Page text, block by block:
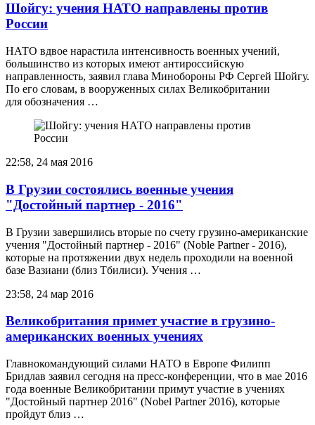
Шойгу: учения НАТО направлены против
России
НАТО вдвое нарастила интенсивность военных учений,
большинство из которых имеют антироссийскую
направленность, заявил глава Минобороны РФ Сергей Шойгу.
По его словам, в вооруженных силах Великобритании
для обозначения …
22:58, 24 мая 2016
В Грузии состоялись военные учения
"Достойный партнер - 2016"
В Грузии завершились вторые по счету грузино-американские
учения "Достойный партнер - 2016" (Noble Partner - 2016),
которые на протяжении двух недель проходили на военной
базе Вазиани (близ Тбилиси). Учения …
23:58, 24 мар 2016
Великобритания примет участие в грузино-
американских военных учениях
Главнокомандующий силами НАТО в Европе Филипп
Бридлав заявил сегодня на пресс-конференции, что в мае 2016
года военные Великобритании примут участие в учениях
"Достойный партнер 2016" (Nobel Partner 2016), которые
пройдут близ …